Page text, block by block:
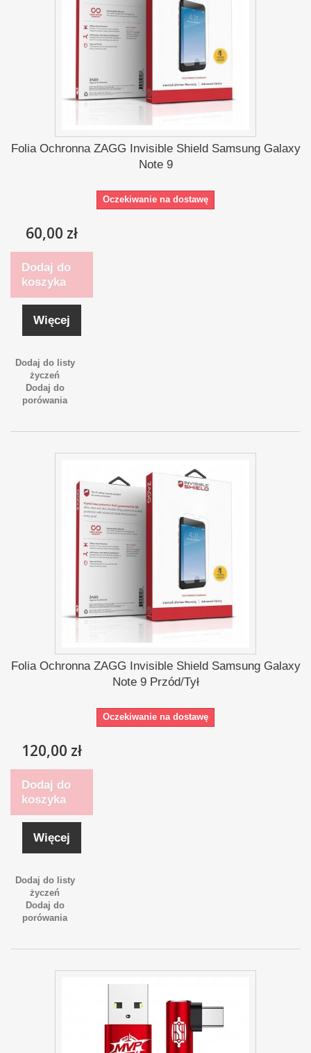
Folia Ochronna ZAGG Invisible Shield Samsung Galaxy
Note 9
Oczekiwanie na dostawę
60,00 zł
Dodaj do
koszyka
Więcej
Dodaj do listy
życzeń
Dodaj do
porówania
Folia Ochronna ZAGG Invisible Shield Samsung Galaxy
Note 9 Przód/Tył
Oczekiwanie na dostawę
120,00 zł
Dodaj do
koszyka
Więcej
Dodaj do listy
życzeń
Dodaj do
porówania